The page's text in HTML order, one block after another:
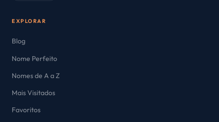
EXPLORAR
Blog
Nome Perfeito
Nomes de A a Z
Mais Visitados
Favoritos